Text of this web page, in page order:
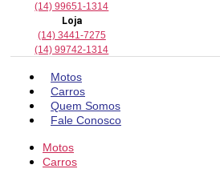
(14) 99651-1314
Loja
(14) 3441-7275
(14) 99742-1314
Motos
Carros
Quem Somos
Fale Conosco
Motos
Carros